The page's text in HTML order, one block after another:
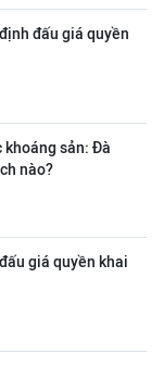
đấu giá quyền
sản: Đà
nào?
giá quyền khai